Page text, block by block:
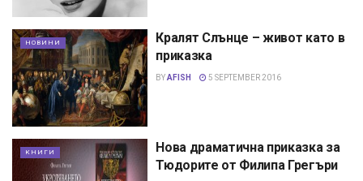
НОВИНИ
Кралят Слънце – живот като в
приказка
BYAFISH 5 SEPTEMBER 2016
КНИГИ
Нова драматична приказка за
Тюдорите от Филипа Грегъри